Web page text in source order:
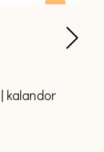
kalandor